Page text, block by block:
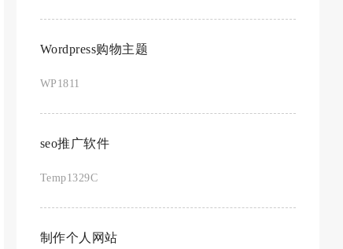
Wordpress购物主题
WP1811
seo推广软件
Temp1329C
制作个人网站